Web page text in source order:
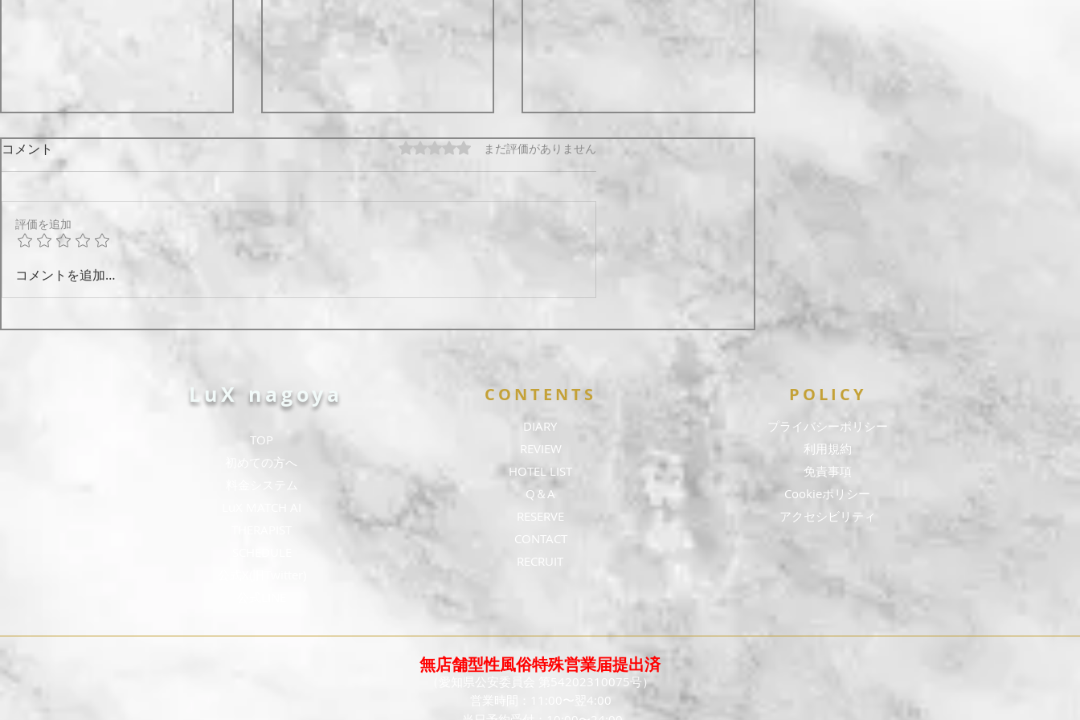
今年
アートな朝
コメント 5つ星のうち0と評価されています。
まだ評価がありません
評価を追加
コメントを追加…
LuX nagoya
TOP
​初めての方へ
​料金システム
CONTENTS
DIARY
REVIEW
HOTEL LIST
Q＆A
RESERVE
CONTACT
RECRUIT
POLICY
​プライバシーポリシー
利用規約
免責事項
Cookieポリシー
​アクセシビリティ
無店舗型性風俗特殊営業届提出済
（愛知県公安委員会 第54202310075号）
営業時間：11:00〜翌4:00